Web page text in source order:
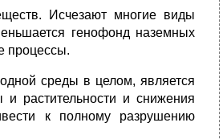
Исчезают многие виды
генофонд наземных
процессы.
среды в целом, является
растительности и снижения
к полному разрушению